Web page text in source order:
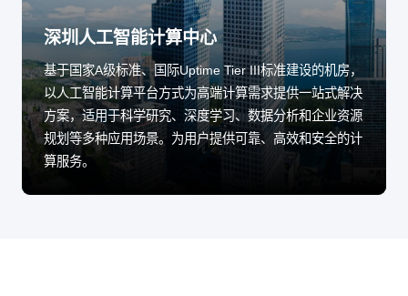
深圳人工智能计算中心
基于国家A级标准、国际Uptime Tier III标准建设的机房，
以人工智能计算平台方式为高端计算需求提供一站式解决
方案，适用于科学研究、深度学习、数据分析和企业资源
规划等多种应用场景。为用户提供可靠、高效和安全的计
算服务。